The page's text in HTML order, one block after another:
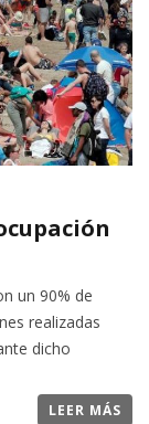
un 90% de
realizadas
dicho
LEER MÁS